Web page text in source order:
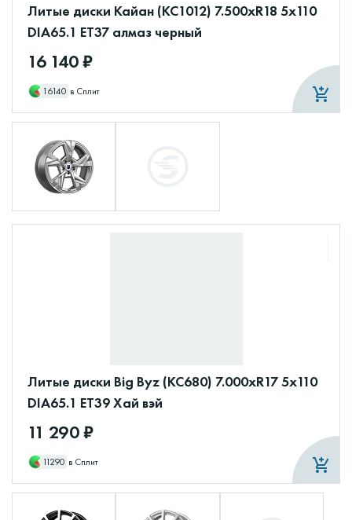
Литые диски Кайан (КС1012) 7.500xR18 5x110
DIA65.1 ET37 алмаз черный
16 140 ₽
16140 в Сплит
Литые диски Big Byz (КС680) 7.000xR17 5x110
DIA65.1 ET39 Хай вэй
11 290 ₽
11290 в Сплит